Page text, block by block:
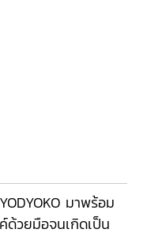
มาพร้อม
วยมือจนเกิดเป็น